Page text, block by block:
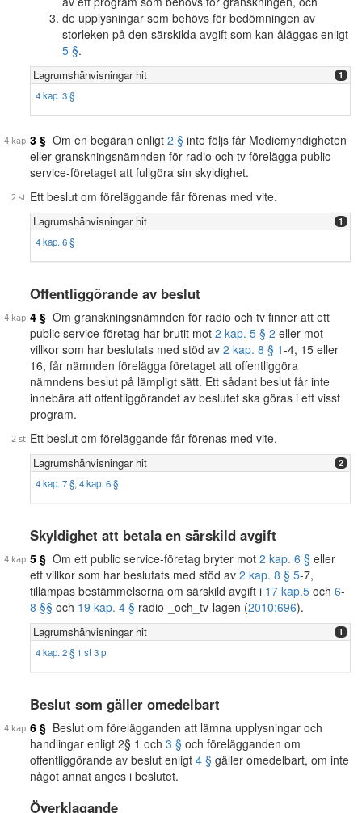
de upplysningar som behövs för bedömningen av
storleken på den särskilda avgift som kan åläggas enligt
5 §.
Lagrumshänvisningar hit 1
4 kap. 3 §
3 § Om en begäran enligt 2 § inte följs får Mediemyndigheten
eller granskningsnämnden för radio och tv förelägga public
service-företaget att fullgöra sin skyldighet.
Ett beslut om föreläggande får förenas med vite.
Lagrumshänvisningar hit 1
4 kap. 6 §
Offentliggörande av beslut
4 § Om granskningsnämnden för radio och tv finner att ett
public service-företag har brutit mot 2 kap. 5 § 2 eller mot
villkor som har beslutats med stöd av 2 kap. 8 § 1-4, 15 eller
16, får nämnden förelägga företaget att offentliggöra
nämndens beslut på lämpligt sätt. Ett sådant beslut får inte
innebära att offentliggörandet av beslutet ska göras i ett visst
program.
Ett beslut om föreläggande får förenas med vite.
Lagrumshänvisningar hit 2
4 kap. 7 §, 4 kap. 6 §
Skyldighet att betala en särskild avgift
5 § Om ett public service-företag bryter mot 2 kap. 6 § eller
ett villkor som har beslutats med stöd av 2 kap. 8 § 5-7,
tillämpas bestämmelserna om särskild avgift i 17 kap.5 och 6-
8 §§ och 19 kap. 4 § radio-_och_tv-lagen (2010:696).
Lagrumshänvisningar hit 1
4 kap. 2 § 1 st 3 p
Beslut som gäller omedelbart
6 § Beslut om förelägganden att lämna upplysningar och
handlingar enligt 2§ 1 och 3 § och förelägganden om
offentliggörande av beslut enligt 4 § gäller omedelbart, om inte
något annat anges i beslutet.
Överklagande